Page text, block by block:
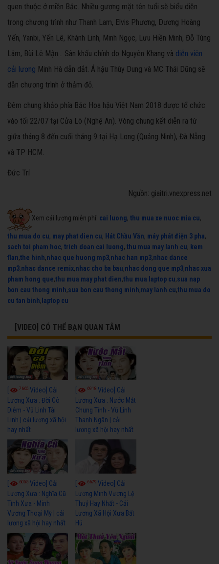
quen thuộc ở miền Bắc. Nhiều gương mặt tên tuổi sẽ biểu diễn
trong chương trình như Thanh Lam, Elvis Phương, Dương Hoàng
Yến, Yanbi, Yến Lê, Khánh Linh, Minh Ngọc, Lưu Hiền Minh, Đỗ Tùng
Lâm, Bùi Lê Mận... Sân khấu chính do Nguyên Khang và diễn viên
cải lương Minh Hà dẫn dắt. Á hậu Thùy Dung và MC Thái Dũng sẽ
dẫn chương trình ở thảm đỏ.
Đêm chung khảo phía Bắc Hoa hậu Việt Nam 2018 được tổ chức
vào tối 22/07 tại Cửa Lò (Nghệ An). Vòng chung kết diễn ra từ
giữa tháng 8 đến cuối tháng 9 tại Hạ Long (Quảng Ninh), Đà Nẵng
và TP HCM.
Đức Trí
Nguồn: giaitri.vnexpress.net
Xem cải lương miễn phí: cai luong, thu mua xe nuoc mia cu,
thu mua do cu, may phat dien cu, Hát Chầu Văn, máy phát điện 3 pha,
sach toi pham hoc, trich doan cai luong, thu mua may lanh cu, kem
flan,the hinh,nhac que huong mp3,nhac han mp3,nhac dance
mp3,nhac dance remix,nhac cho ba bau,nhac dong que mp3,nhac xua
pham hong que,thu mua may phat dien,thu mua laptop cu,sua nap
bon cau thong minh,sua bon cau thong minh,may lanh cu,thu mua do
cu tan binh, laptop cu
[VIDEO] CÓ THỂ BẠN QUAN TÂM
7665 Video] Cải
Lương Xưa : Đời Cô
Diễm - Vũ Linh Tài
Linh | cải lương xã hội
hay nhất
6918Video] Cải
Lương Xưa : Nước Mắt
Chung Tình - Vũ Linh
Thanh Ngân | cải
lương xã hội hay nhất
6055 Video] Cải
Lương Xưa : Nghĩa Cũ
Tình Xưa - Minh
Vương Thoại Mỹ | cải
lương xã hội hay nhất
6679Video] Cải
Lương Minh Vương Lệ
Thuỷ Hay Nhất - Cải
Lương Xã Hội Xưa Bất
Hủ